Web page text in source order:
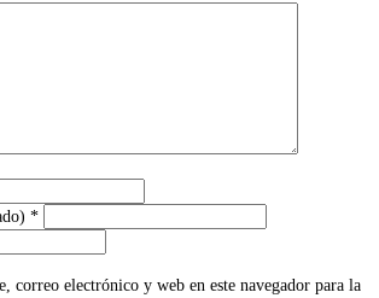
*
correo electrónico y web en este navegador para la